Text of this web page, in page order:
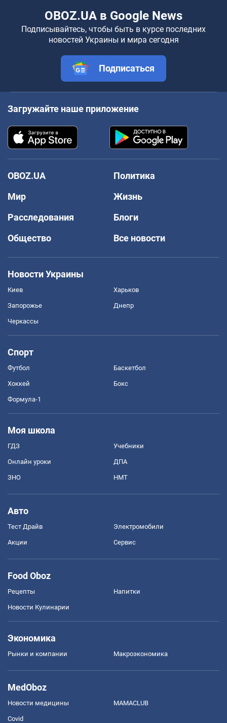
OBOZ.UA в Google News
Подписывайтесь, чтобы быть в курсе последних
новостей Украины и мира сегодня
Подписаться
Загружайте наше приложение
OBOZ.UA
Политика
Мир
Жизнь
Расследования
Блоги
Общество
Все новости
Новости Украины
Киев Харьков
Запорожье Днепр
Черкассы
Спорт
Футбол Баскетбол
Хоккей Бокс
Формула-1
Моя школа
ГДЗ Учебники
Онлайн уроки ДПА
ЗНО НМТ
Авто
Тест Драйв Электромобили
Акции Сервис
Food Oboz
Рецепты Напитки
Новости Кулинарии
Экономика
Рынки и компании Mакроэкономика
MedOboz
Новости медицины MAMACLUB
Covid